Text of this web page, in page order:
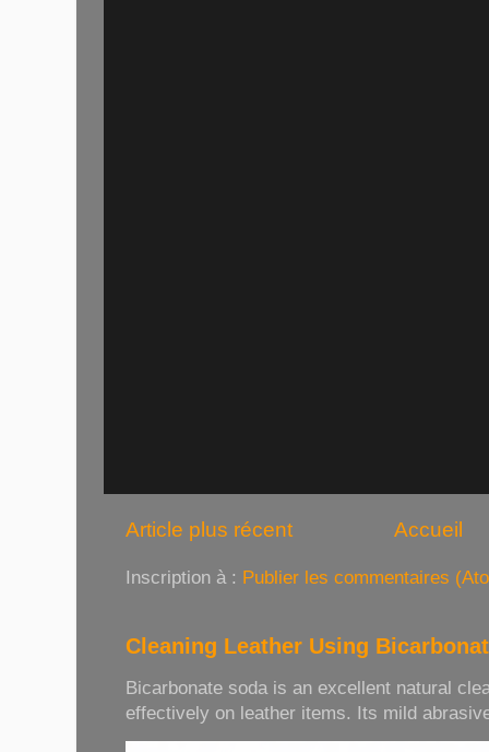
Article plus récent Accueil
Inscription à : Publier les commentaires
Cleaning Leather Using
Bicarbonate soda is an excellent natural
effectively on leather items. Its mild